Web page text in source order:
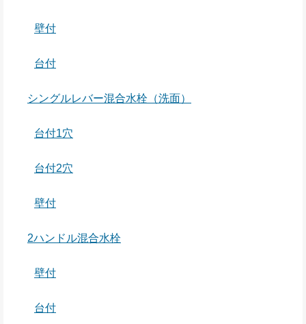
壁付
台付
シングルレバー混合水栓（洗面）
台付1穴
台付2穴
壁付
2ハンドル混合水栓
壁付
台付